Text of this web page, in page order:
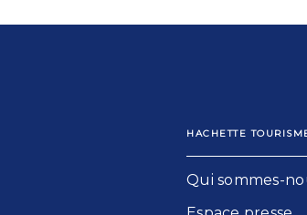
HACHETTE
Qui sommes-